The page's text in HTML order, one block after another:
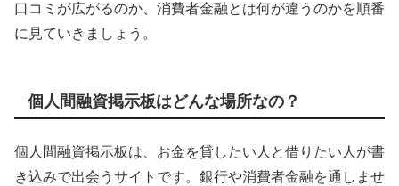
口コミが広がるのか、消費者金融とは何が違うのかを順番
に見ていきましょう。
個人間融資掲示板はどんな場所なの？
個人間融資掲示板は、お金を貸したい人と借りたい人が書
き込みで出会うサイトです。銀行や消費者金融を通しませ